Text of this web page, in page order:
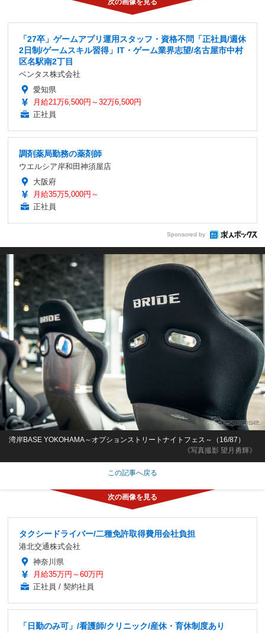
「27卒」ゲームアプリ運用スタッフ・資格不問「正社員/週休
2日制/ゲームスキル習得」IT・ゲーム業界志望/名古屋市中村
区名駅南2丁目
ベンタス株式会社
愛知県
月給21万6,500円～32万6,500円
正社員
調剤薬局勤務の薬剤師
ウエルシア岸和田神須屋店
大阪府
月給35万5,000円～
正社員
Sponsored by
《写真撮影 望月勇輝》
湾岸BASE YOKOHAMA～オプションストリートナイトフェス～（16/87）
この記事へ戻る
タクシードライバー/二種免許取得費用会社負担
港北交通株式会社
神奈川県
月給35万円～60万円
正社員 / 契約社員
「日勤のみ可」/看護師/クリニック/産休・育休制度あり